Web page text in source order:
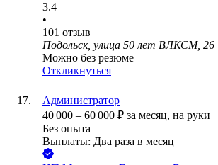
3.4
•
101 отзыв
Подольск, улица 50 лет ВЛКСМ, 26
Можно без резюме
Откликнуться
Администратор
40 000 – 60 000 ₽ за месяц, на руки
Без опыта
Выплаты: Два раза в месяц